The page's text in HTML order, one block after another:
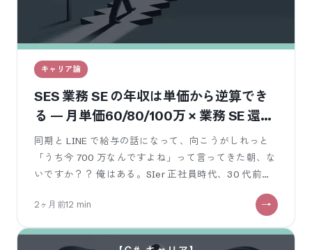
キャリア論
SES 業務 SE の年収は単価から逆算でき
る — 月単価60/80/100万 × 業務 SE 還元
率で見るリアル
同期と LINE で給与の話になって、向こうがしれっと
「うち今 700 万なんですよね」って言ってきた朝、な
いですか？？ 俺はある。SIer 正社員時代、30 代前半
2ヶ月前12 min